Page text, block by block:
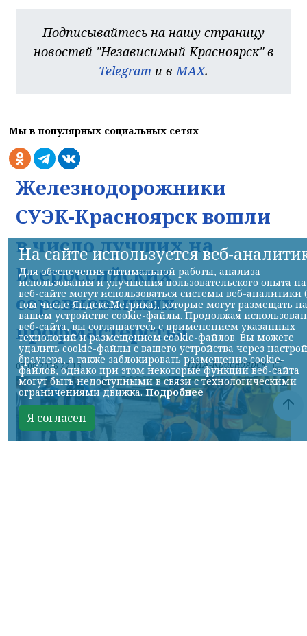
Подписывайтесь на нашу страницу
новостей "Независимый Красноярск" в
Telegram и вMAX.
Мы в популярных социальных сетях
Железнодорожники
СУЭК-Красноярск вошли
в число лучших на
Всероссийских
соревнованиях
профмастерства
07.08.2026 22:13 НИА-Красноярск
На сайте используется веб-
Для обеспечения оптимальной работы, анализа
использования и улучшения пользовательского опыта на
веб-сайте могут использоваться системы веб-аналитики
том числе Яндекс.Метрика), которые могут размещать на
вашем устройстве cookie-файлы. Продолжая
веб-сайта, вы соглашаетесь с применением указанных
технологий и размещением cookie-файлов. Вы можете
удалить cookie-файлы с вашего устройства через
браузера, а также заблокировать размещение cookie-
файлов, однако при этом некоторые функции веб-сайта
могут быть недоступными в связи с технологическими
ограничениями движка. Подробнее
Я согласен